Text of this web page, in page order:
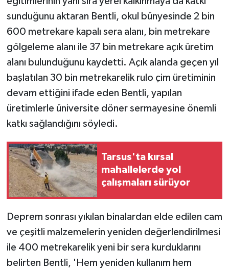
sunduğunu aktaran Bentli, okul bünyesinde 2 bin
600 metrekare kapalı sera alanı, bin metrekare
gölgeleme alanı ile 37 bin metrekare açık üretim
alanı bulunduğunu kaydetti. Açık alanda geçen yıl
başlatılan 30 bin metrekarelik rulo çim üretiminin
devam ettiğini ifade eden Bentli, yapılan
üretimlerle üniversite döner sermayesine önemli
katkı sağlandığını söyledi.
Tarsus'ta kırsal
mahallelerde yol
çalışmaları sürüyor
Deprem sonrası yıkılan binalardan elde edilen cam
ve çeşitli malzemelerin yeniden değerlendirilmesi
ile 400 metrekarelik yeni bir sera kurduklarını
belirten Bentli, 'Hem yeniden kullanım hem